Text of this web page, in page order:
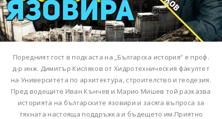
Поредният гост в подкаста на „Българска история“ е проф.
д-р инж. Димитър Кисляков от Хидротехническия факултет
на Университета по архитектура, строителство и геодезия.
Пред водещите Иван Кънчев и Марио Мишев той разказва
историята на българските язовири и засяга въпроса за
тяхната настояща поддръжка и бъдещето им.Приятно